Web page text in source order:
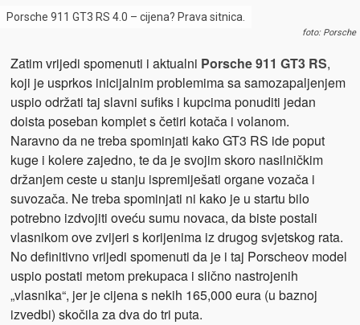
Porsche 911 GT3 RS 4.0 – cijena? Prava sitnica.
foto: Porsche
Zatim vrijedi spomenuti i aktualni Porsche 911 GT3 RS,
koji je usprkos inicijalnim problemima sa samozapaljenjem
uspio održati taj slavni sufiks i kupcima ponuditi jedan
doista poseban komplet s četiri kotača i volanom.
Naravno da ne treba spominjati kako GT3 RS ide poput
kuge i kolere zajedno, te da je svojim skoro nasilničkim
držanjem ceste u stanju ispremiješati organe vozača i
suvozača. Ne treba spominjati ni kako je u startu bilo
potrebno izdvojiti oveću sumu novaca, da biste postali
vlasnikom ove zvijeri s korijenima iz drugog svjetskog rata.
No definitivno vrijedi spomenuti da je i taj Porscheov model
uspio postati metom prekupaca i slično nastrojenih
„vlasnika“, jer je cijena s nekih 165,000 eura (u baznoj
izvedbi) skočila za dva do tri puta.